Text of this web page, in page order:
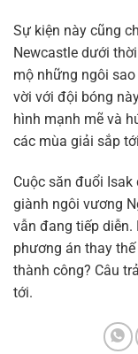
Sự kiện này cũng
Newcastle dưới
mộ những ngôi
vời với đội bóng
hình mạnh mẽ và
các mùa giải sắp
Cuộc săn đuổi
giành ngôi vương
vẫn đang tiếp
phương án thay
thành công? Câu
tới.